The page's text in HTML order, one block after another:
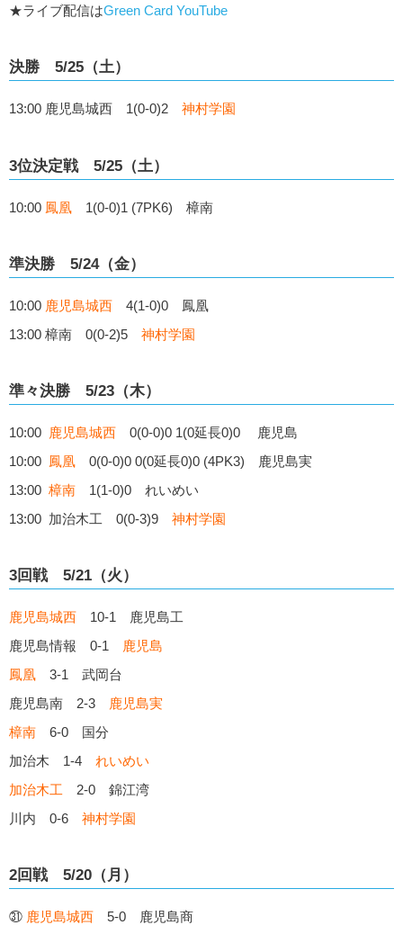
★ライブ配信はGreen Card YouTube
決勝 5/25（土）
13:00 鹿児島城西 1(0-0)2 神村学園
3位決定戦 5/25（土）
10:00 鳳凰 1(0-0)1 (7PK6) 樟南
準決勝 5/24（金）
10:00 鹿児島城西 4(1-0)0 鳳凰
13:00 樟南 0(0-2)5 神村学園
準々決勝 5/23（木）
10:00 鹿児島城西 0(0-0)0 1(0延長0)0 鹿児島
10:00 鳳凰 0(0-0)0 0(0延長0)0 (4PK3) 鹿児島実
13:00 樟南 1(1-0)0 れいめい
13:00 加治木工 0(0-3)9 神村学園
3回戦 5/21（火）
鹿児島城西 10-1 鹿児島工
鹿児島情報 0-1
鹿児島
鳳凰 3-1 武岡台
鹿児島南 2-3
鹿児島実
樟南 6-0 国分
加治木 1-4 れいめい
加治木工 2-0 錦江湾
川内 0-6 神村学園
2回戦 5/20（月）
㉛ 鹿児島城西 5-0 鹿児島商